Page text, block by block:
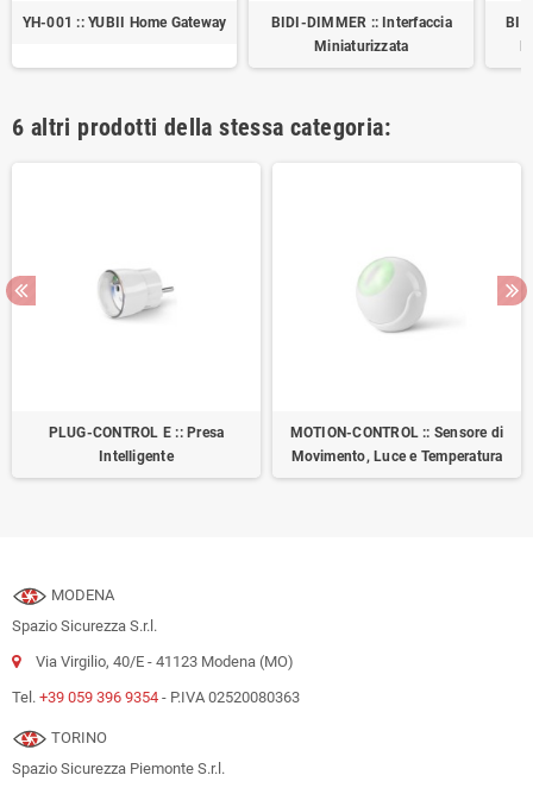
YH-001 :: YUBII Home Gateway
BIDI-DIMMER :: Interfaccia
Miniaturizzata
6 altri prodotti della stessa categoria:
PLUG-CONTROL E :: Presa
Intelligente
MOTION-CONTROL :: Sensore di
Movimento, Luce e Temperatura
MODENA
Spazio Sicurezza S.r.l.
Via Virgilio, 40/E - 41123 Modena (MO)
Tel. +39 059 396 9354 - P.IVA 02520080363
TORINO
Spazio Sicurezza Piemonte S.r.l.